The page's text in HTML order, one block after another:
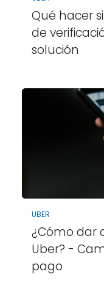
Qué hacer
de
solución
UBER
¿Cómo dar
Uber? -
pago